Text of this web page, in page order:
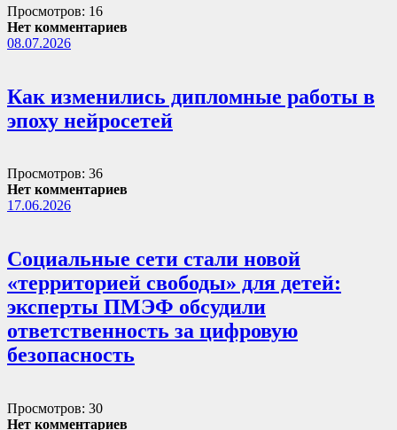
Просмотров: 16
Нет комментариев
08.07.2026
Как изменились дипломные работы в
эпоху нейросетей
Просмотров: 36
Нет комментариев
17.06.2026
Социальные сети стали новой
«территорией свободы» для детей:
эксперты ПМЭФ обсудили
ответственность за цифровую
безопасность
Просмотров: 30
Нет комментариев